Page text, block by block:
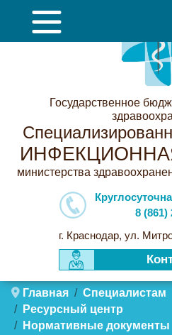
Государственное
министерства
8 (861)
г. Краснодар, ул.
Главная
Специалистам
Ресурсный центр
Нормативные документы